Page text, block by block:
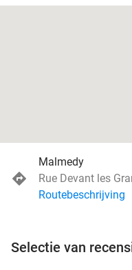
Malmedy
Rue Devant les
Routebeschrijving
Selectie van